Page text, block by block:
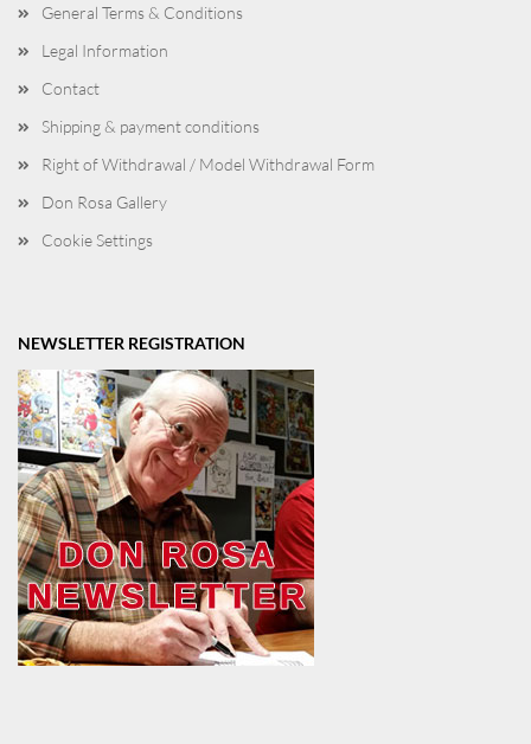
General Terms & Conditions
Legal Information
Contact
Shipping & payment conditions
Right of Withdrawal / Model Withdrawal Form
Don Rosa Gallery
Cookie Settings
NEWSLETTER REGISTRATION